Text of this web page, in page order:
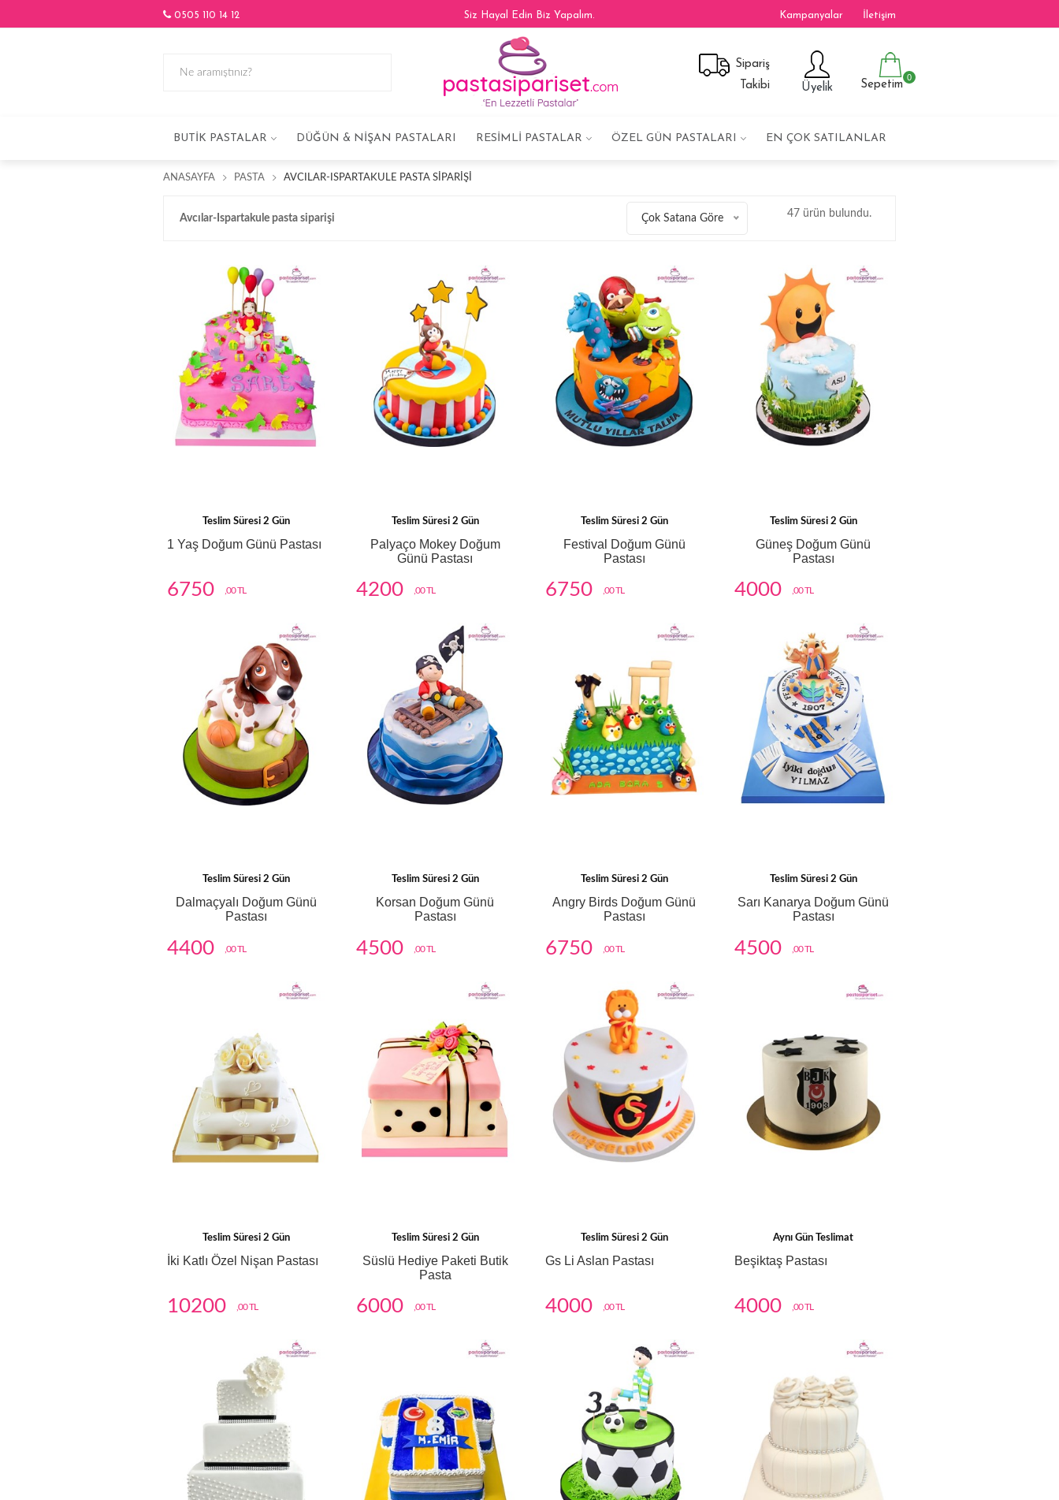
0505 110 14 12 Siz Hayal Edin Biz Yapalım. Kampanyalar İletişim
Sipariş
Takibi
Üyelik Sepetim
0
BUTIK PASTALAR DÜĞÜN & NIŞAN PASTALARI RESIMLI PASTALAR ÖZEL GÜN PASTALARI EN ÇOK SATILANLAR
ANASAYFA PASTA AVCILAR-ISPARTAKULE PASTA SIPARIŞI
Avcılar-Ispartakule pasta siparişi Çok Satana Göre 47 ürün bulundu.
Teslim Süresi 2 Gün
1 Yaş Doğum Günü Pastası
6750 ,00 TL
Teslim Süresi 2 Gün
Palyaço Mokey Doğum
Günü Pastası
4200 ,00 TL
Teslim Süresi 2 Gün
Festival Doğum Günü
Pastası
6750 ,00 TL
Teslim Süresi 2 Gün
Güneş Doğum Günü
Pastası
4000 ,00 TL
Teslim Süresi 2 Gün
Dalmaçyalı Doğum Günü
Pastası
4400 ,00 TL
Teslim Süresi 2 Gün
Korsan Doğum Günü
Pastası
4500 ,00 TL
Teslim Süresi 2 Gün
Angry Birds Doğum Günü
Pastası
6750 ,00 TL
Teslim Süresi 2 Gün
Sarı Kanarya Doğum Günü
Pastası
4500 ,00 TL
Teslim Süresi 2 Gün
İki Katlı Özel Nişan Pastası
10200 ,00 TL
Teslim Süresi 2 Gün
Süslü Hediye Paketi Butik
Pasta
6000 ,00 TL
Teslim Süresi 2 Gün
Gs Li Aslan Pastası
4000 ,00 TL
Aynı Gün Teslimat
Beşiktaş Pastası
4000 ,00 TL